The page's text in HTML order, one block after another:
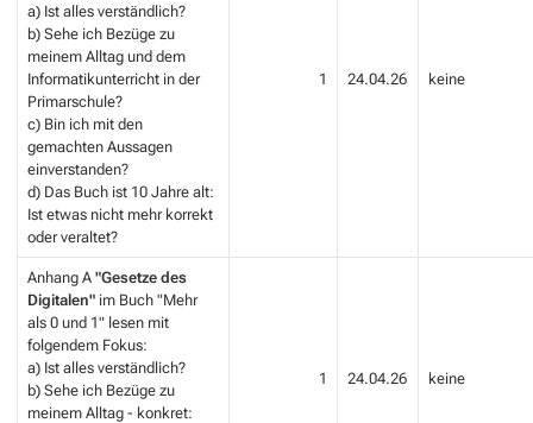
a) Ist alles verständlich?
b) Sehe ich Bezüge zu
meinem Alltag und dem
Informatikunterricht in der
Primarschule?
c) Bin ich mit den
gemachten Aussagen
einverstanden?
d) Das Buch ist 10 Jahre alt:
Ist etwas nicht mehr korrekt
oder veraltet?
1 24.04.26 keine
Anhang A "Gesetze des
Digitalen"im Buch "Mehr
als 0 und 1"lesen mit
folgendem Fokus:
a) Ist alles verständlich?
b) Sehe ich Bezüge zu
meinem Alltag - konkret:
1 24.04.26 keine